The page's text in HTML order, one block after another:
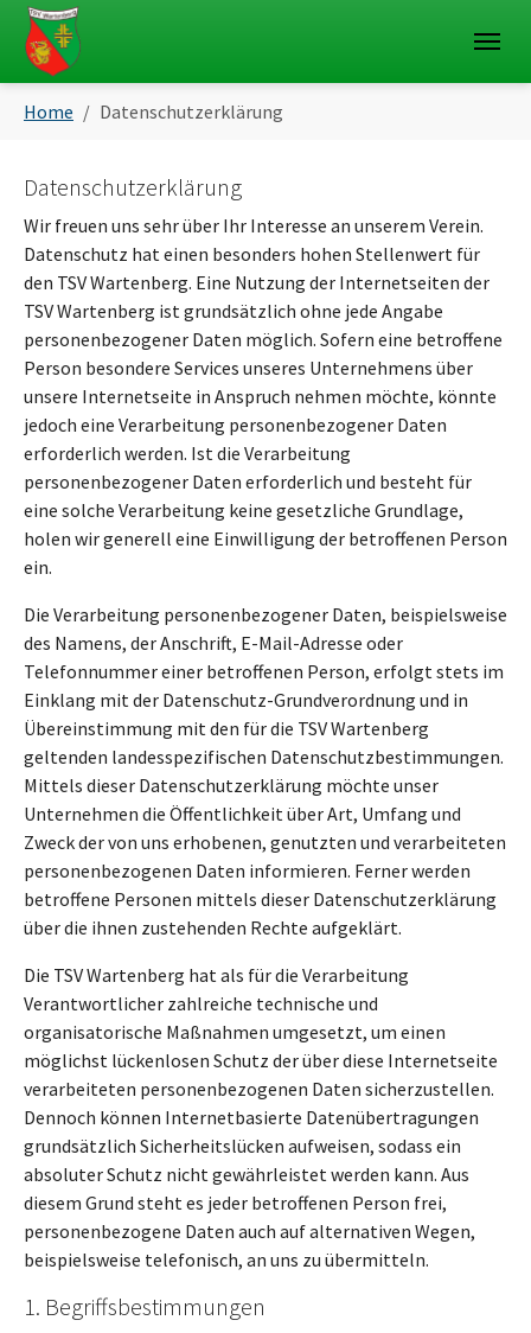
Skip to main navigation
Skip to main content
Skip to page footer
Home Datenschutzerklärung
Datenschutzerklärung
Wir freuen uns sehr über Ihr Interesse an unserem Verein.
Datenschutz hat einen besonders hohen Stellenwert für
den TSV Wartenberg. Eine Nutzung der Internetseiten der
TSV Wartenberg ist grundsätzlich ohne jede Angabe
personenbezogener Daten möglich. Sofern eine betroffene
Person besondere Services unseres Unternehmens über
unsere Internetseite in Anspruch nehmen möchte, könnte
jedoch eine Verarbeitung personenbezogener Daten
erforderlich werden. Ist die Verarbeitung
personenbezogener Daten erforderlich und besteht für
eine solche Verarbeitung keine gesetzliche Grundlage,
holen wir generell eine Einwilligung der betroffenen Person
ein.
Die Verarbeitung personenbezogener Daten, beispielsweise
des Namens, der Anschrift, E-Mail-Adresse oder
Telefonnummer einer betroffenen Person, erfolgt stets im
Einklang mit der Datenschutz-Grundverordnung und in
Übereinstimmung mit den für die TSV Wartenberg
geltenden landesspezifischen Datenschutzbestimmungen.
Mittels dieser Datenschutzerklärung möchte unser
Unternehmen die Öffentlichkeit über Art, Umfang und
Zweck der von uns erhobenen, genutzten und verarbeiteten
personenbezogenen Daten informieren. Ferner werden
betroffene Personen mittels dieser Datenschutzerklärung
über die ihnen zustehenden Rechte aufgeklärt.
Die TSV Wartenberg hat als für die Verarbeitung
Verantwortlicher zahlreiche technische und
organisatorische Maßnahmen umgesetzt, um einen
möglichst lückenlosen Schutz der über diese Internetseite
verarbeiteten personenbezogenen Daten sicherzustellen.
Dennoch können Internetbasierte Datenübertragungen
grundsätzlich Sicherheitslücken aufweisen, sodass ein
absoluter Schutz nicht gewährleistet werden kann. Aus
diesem Grund steht es jeder betroffenen Person frei,
personenbezogene Daten auch auf alternativen Wegen,
beispielsweise telefonisch, an uns zu übermitteln.
1. Begriffsbestimmungen